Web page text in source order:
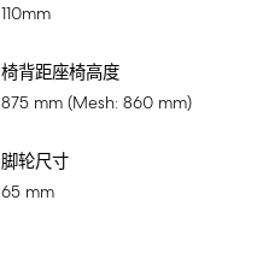
110mm
椅背距座椅高度
875 mm (Mesh: 860 mm)
脚轮尺寸
65 mm